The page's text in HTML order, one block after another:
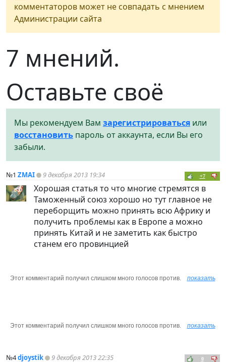
комментаторов может не совпадать с мнением
Администрации сайта
7 мнений.
Оставьте своё
Мы рекомендуем Вам зарегистрироваться или
восстановить пароль от аккаунта, если Вы его
забыли.
№1 ZMAI 9 декабря 2013 19:34 +7
Хорошая статья то что многие стремятся в
Таможенный союз хорошо но тут главное не
переборщить можно принять всю Африку и
получить проблемы как в Европе а можно
принять Китай и не заметить как быстро
станем его провинцией
Этот комментарий получил слишком много голосов против. показать
Этот комментарий получил слишком много голосов против. показать
№4djoystik 9 декабря 2013 22:35 0